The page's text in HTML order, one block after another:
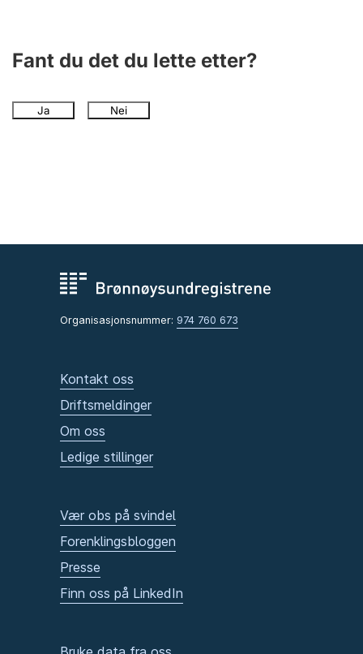
Fant du det du lette etter?
Ja Nei
Organisasjonsnummer: 974 760 673
Kontakt oss
Driftsmeldinger
Om oss
Ledige stillinger
Vær obs på svindel
Forenklingsbloggen
Presse
Finn oss på LinkedIn